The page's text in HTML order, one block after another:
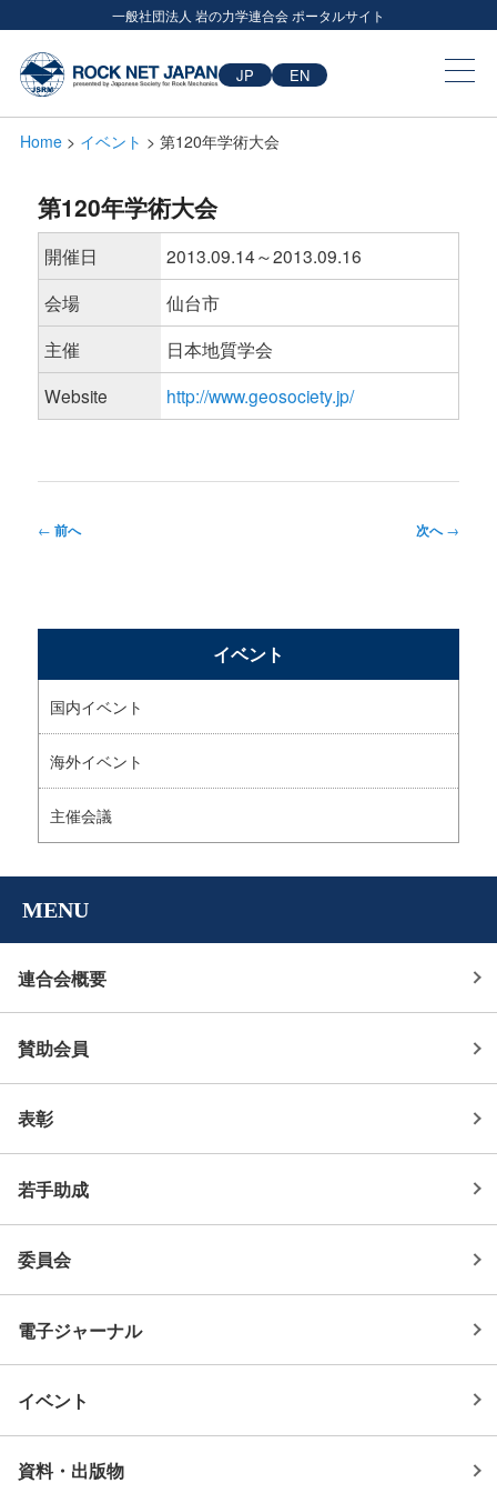
一般社団法人 岩の力学連合会 ポータルサイト
JP EN
Home > イベント > 第120年学術大会
第120年学術大会
開催日
2013.09.14～2013.09.16
会場
仙台市
主催
日本地質学会
Website
http://www.geosociety.jp/
投
ビ
ー
シ
ョ
ン
← 前へ 次へ→
イベント
国内イベント
海外イベント
主催会議
MENU
連合会概要
賛助会員
表彰
若手助成
委員会
電子ジャーナル
イベント
資料・出版物